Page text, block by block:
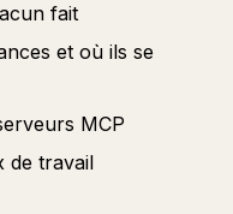
fait
et où ils se
MCP
de travail